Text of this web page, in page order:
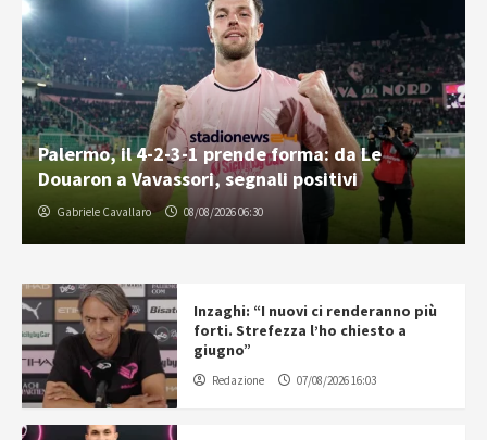
Palermo, il 4-2-3-1 prende forma: da Le
Douaron a Vavassori, segnali positivi
Gabriele Cavallaro 08/08/2026 06:30
Inzaghi: “I nuovi ci renderanno più
forti. Strefezza l’ho chiesto a
giugno”
Redazione 07/08/2026 16:03